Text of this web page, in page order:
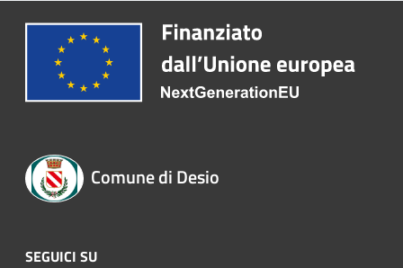
Comune di Desio
SEGUICI SU